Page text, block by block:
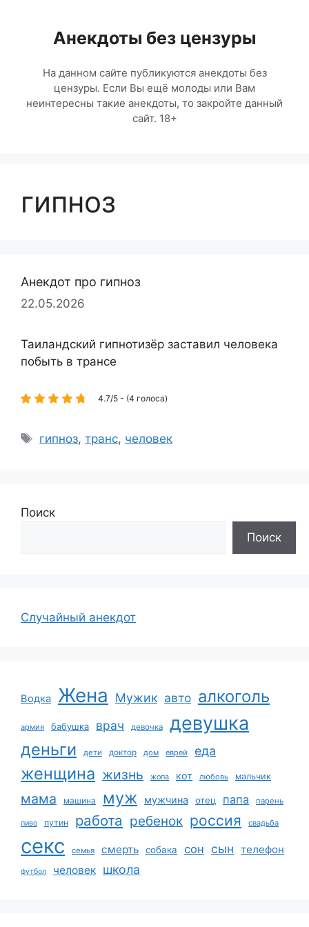
содержимомуАнекдоты без цензуры
На данном сайте публикуются анекдоты без
цензуры. Если Вы ещё молоды или Вам
неинтересны такие анекдоты, то закройте данный
сайт. 18+
гипноз
Анекдот про гипноз
22.05.2026
Таиландский гипнотизёр заставил человека
побыть в трансе
4.7/5 - (4 голоса)
Метки
гипноз,транс, человек
Поиск
Поиск
Случайный анекдот
Водка Жена Мужик авто алкоголь
армия бабушка врач девочка девушка
деньги дети доктор дом еврей еда
женщина жизнь жопа кот любовь мальчик
мама машина муж мужчина отец папа парень
пиво путин работа ребенок россия свадьба
секс семья смерть собака сон сын телефон
футбол человек школа